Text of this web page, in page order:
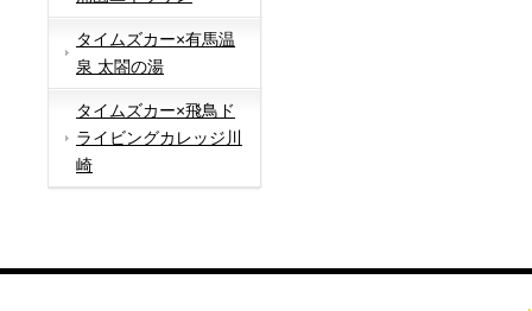
タイムズカー×有馬温
泉 太閤の湯
タイムズカー×飛鳥ド
ライビングカレッジ川
崎